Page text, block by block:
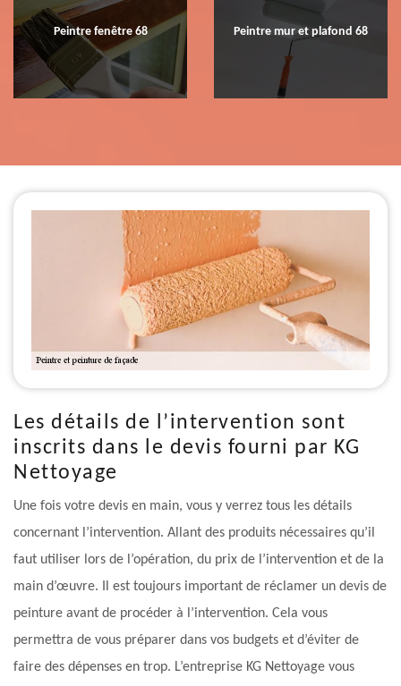
Peintre fenêtre 68 Peintre mur et plafond 68
Les détails de l’intervention sont
inscrits dans le devis fourni par KG
Nettoyage
Une fois votre devis en main, vous y verrez tous les détails
concernant l’intervention. Allant des produits nécessaires qu’il
faut utiliser lors de l’opération, du prix de l’intervention et de la
main d’œuvre. Il est toujours important de réclamer un devis de
peinture avant de procéder à l’intervention. Cela vous
permettra de vous préparer dans vos budgets et d’éviter de
faire des dépenses en trop. L’entreprise KG Nettoyage vous